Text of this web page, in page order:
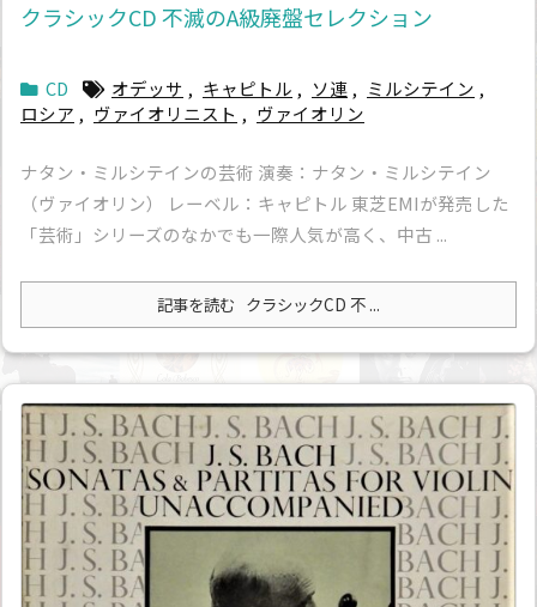
クラシックCD 不滅のA級廃盤セレクション
CD オデッサ , キャピトル , ソ連 , ミルシテイン ,
ロシア , ヴァイオリニスト , ヴァイオリン
ナタン・ミルシテインの芸術 演奏：ナタン・ミルシテイン
（ヴァイオリン） レーベル：キャピトル 東芝EMIが発売した
「芸術」シリーズのなかでも一際人気が高く、中古 ...
記事を読む クラシックCD 不 ...